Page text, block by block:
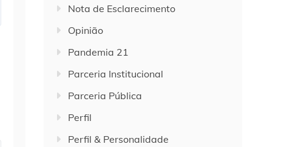
Nota de Esclarecimento
Opinião
Pandemia 21
Parceria Institucional
Parceria Pública
Perfil
Perfil & Personalidade